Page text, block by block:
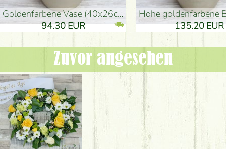
goldenfarbene Vase (40x26cm)
94.30 EUR
hohe goldenfarbene
135.20 EUR
Zuvor angesehen